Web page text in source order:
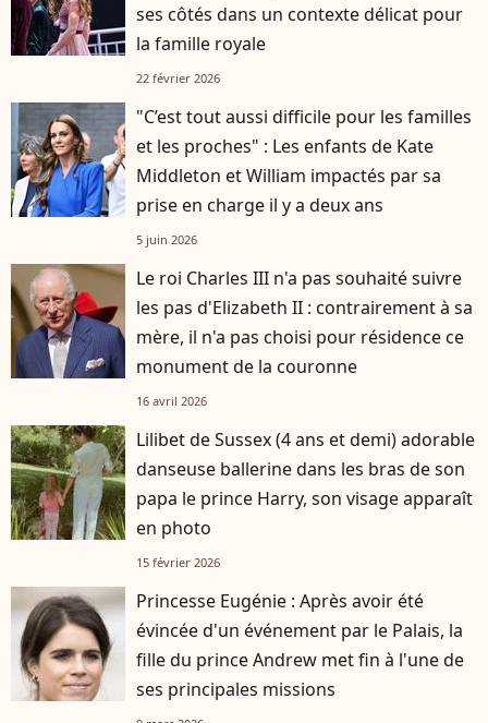
ses côtés dans un contexte délicat pour
la famille royale
22 février 2026
"C’est tout aussi difficile pour les familles
et les proches" : Les enfants de Kate
Middleton et William impactés par sa
prise en charge il y a deux ans
5 juin 2026
Le roi Charles III n'a pas souhaité suivre
les pas d'Elizabeth II : contrairement à sa
mère, il n'a pas choisi pour résidence ce
monument de la couronne
16 avril 2026
Lilibet de Sussex (4 ans et demi) adorable
danseuse ballerine dans les bras de son
papa le prince Harry, son visage apparaît
en photo
15 février 2026
Princesse Eugénie : Après avoir été
évincée d'un événement par le Palais, la
fille du prince Andrew met fin à l'une de
ses principales missions